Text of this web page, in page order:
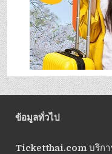
ข้อมูลทั่วไป
Ticketthai.comบริก